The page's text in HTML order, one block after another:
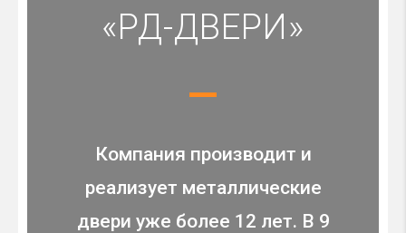
«РД-ДВЕРИ»
Компания производит и
реализует металлические
двери уже более 12 лет. В 9